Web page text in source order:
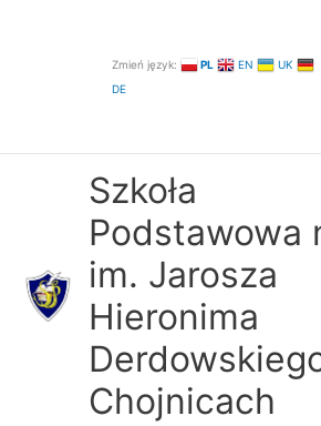
Zmień język: PL EN
UK
DE
Szkoła
Podstawowa
im. Jarosza
Hieronima
Chojnicach